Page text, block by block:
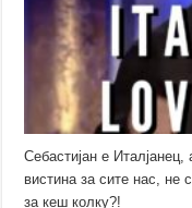
Себастијан е
вистина за сите нас, не
за кеш колку?!